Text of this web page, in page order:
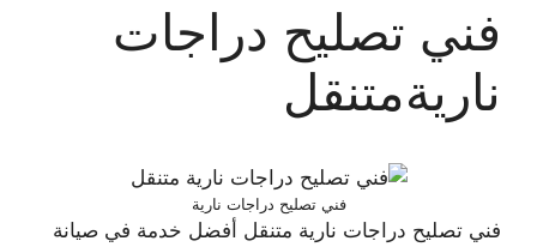
فني تصليح دراجات
ناريةمتنقل
فني تصليح دراجات نارية
فني تصليح دراجات نارية متنقل أفضل خدمة في صيانة